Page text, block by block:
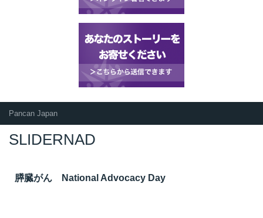
Pancan Japan
SLIDERNAD
膵臓がん National Advocacy Day